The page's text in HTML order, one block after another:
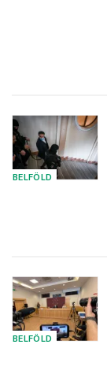
BELFÖLD
BELFÖLD